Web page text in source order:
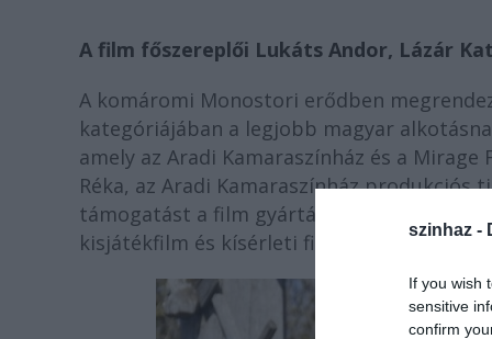
szinhaz -
If you wish
sensitive
confirm
A film főszereplői Lukáts Andor, Lázár
A komáromi Monostori erődben
kategóriájában a legjobb magyar
amely az Aradi Kamaraszínház és a
Réka, az Aradi Kamaraszínház produkciós
támogatást a film gyártására a
kisjátékfilm és kísérleti film Huszárik